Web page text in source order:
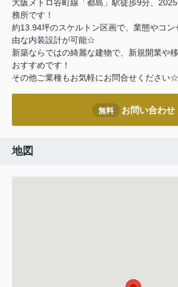
大阪メトロ谷町線「都島」駅徒歩9分、
務所です！
約13.94坪のスケルトン区画で、業態やコン
由な内装設計が可能☆
新築ならではの綺麗な建物で、新規開業や
おすすめです！
その他ご業種もお気軽にお問合せください☆
無料 お問い合わせ
地図